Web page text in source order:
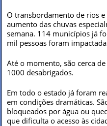
O transbordamento de rios
aumento das chuvas
semana. 114 municípios já
mil pessoas foram
Até o momento, são cerca
1000 desabrigados.
Em todo o estado já foram
em condições dramáticas.
bloqueados por água ou
que dificulta o acesso às